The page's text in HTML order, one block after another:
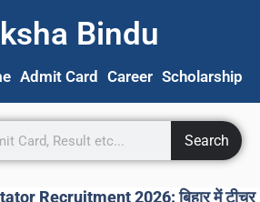
Bindu
Admit Card Career Scholarship
Search
Recruitment 2026: बिहार में टीचर